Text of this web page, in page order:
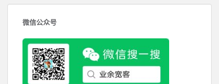
微信公众号